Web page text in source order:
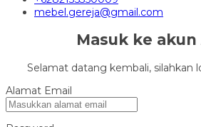
mebel.gereja@gmail.com
Masuk ke akun
Selamat datang kembali, silahkan
Alamat Email